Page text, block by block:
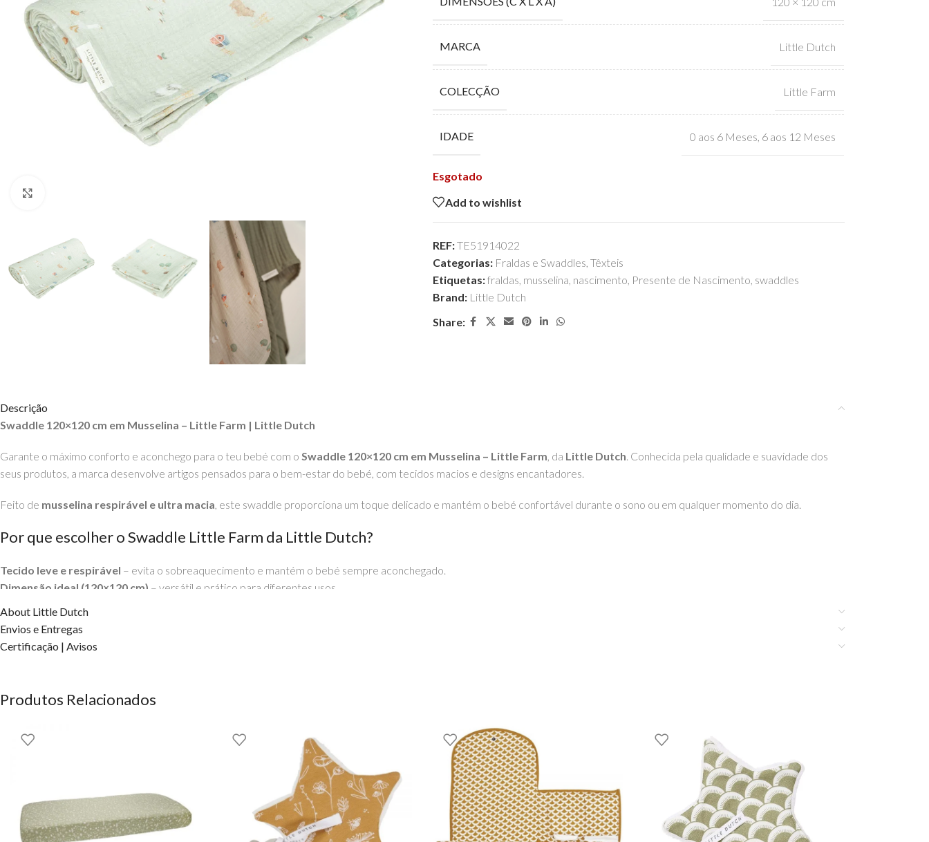
MARCA Little Dutch
COLECÇÃO Little Farm
IDADE 0 aos 6 Meses 6 aos 12 Meses
Esgotado
Add to wishlist
REF:TE51914022
Categorias: Fraldas e Swaddles, Têxteis
Etiquetas:fraldas, musselina, nascimento, Presente de Nascimento, swaddles
Brand: Little Dutch
Share:
Descrição
Swaddle 120×120 cm em Musselina – Little Farm | Little Dutch
Garante o máximo conforto e aconchego para o teu bebé com o Swaddle 120×120 cm em Musselina – Little Farm, da Little Dutch. Conhecida pela qualidade e suavidade dos
seus produtos, a marca desenvolve artigos pensados para o bem-estar do bebé, com tecidos macios e designs encantadores.
Feito de musselina respirável e ultra macia, este swaddle proporciona um toque delicado e mantém o bebé confortável durante o sono ou em qualquer momento do dia.
Por que escolher o Swaddle Little Farm da Little Dutch?
Tecido leve e respirável – evita o sobreaquecimento e mantém o bebé sempre aconchegado.
Dimensão ideal (120×120 cm) – versátil e prático para diferentes usos.
Uso multifuncional
Adiciona este swaddle da
About Little Dutch
Envios e Entregas
Certificação | Avisos
Produtos Relacionados